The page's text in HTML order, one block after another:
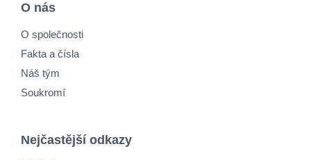
O nás
O společnosti
Fakta a čísla
Náš tým
Soukromí
Nejčastější odkazy